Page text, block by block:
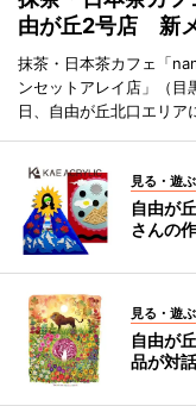
由が丘2号店 新
抹茶・日本茶カフェ「
ンセットアレイ店」（
日、自由が丘北口エリア
見る・遊ぶ
自由が
さんの
見る・遊ぶ
自由が
品が対